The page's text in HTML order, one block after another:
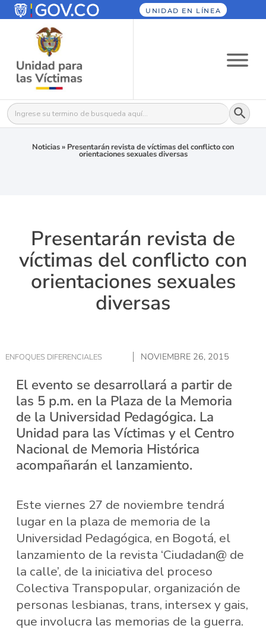
UNIDAD EN LÍNEA
Buscar: Botón
Noticias» Presentarán revista de víctimas del conflicto con
orientaciones sexuales diversas
Presentarán revista de
víctimas del conflicto con
orientaciones sexuales
diversas
ENFOQUES DIFERENCIALES NOVIEMBRE 26, 2015
El evento se desarrollará a partir de
las 5 p.m. en la Plaza de la Memoria
de la Universidad Pedagógica. La
Unidad para las Víctimas y el Centro
Nacional de Memoria Histórica
acompañarán el lanzamiento.
Este viernes 27 de noviembre tendrá
lugar en la plaza de memoria de la
Universidad Pedagógica, en Bogotá, el
lanzamiento de la revista ‘Ciudadan@ de
la calle’, de la iniciativa del proceso
Colectiva Transpopular, organización de
personas lesbianas, trans, intersex y gais,
que involucra las memorias de la guerra.